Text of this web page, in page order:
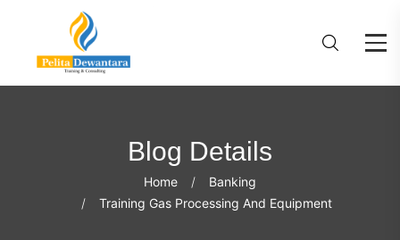
Blog Details
Home
Banking
Training Gas Processing And Equipment